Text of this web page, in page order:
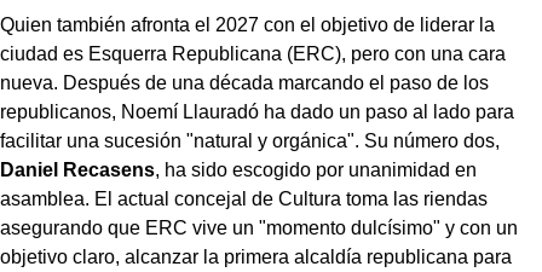
Quien también afronta el 2027 con el objetivo de liderar la
ciudad es Esquerra Republicana (ERC), pero con una cara
nueva. Después de una década marcando el paso de los
republicanos, Noemí Llauradó ha dado un paso al lado para
facilitar una sucesión "natural y orgánica". Su número dos,
Daniel Recasens, ha sido escogido por unanimidad en
asamblea. El actual concejal de Cultura toma las riendas
asegurando que ERC vive un "momento dulcísimo" y con un
objetivo claro, alcanzar la primera alcaldía republicana para